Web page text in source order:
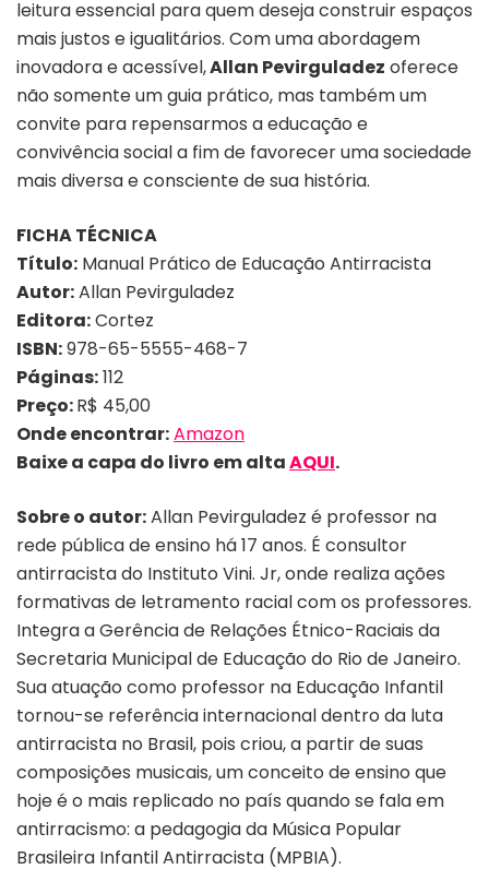
leitura essencial para quem deseja construir espaços
mais justos e igualitários. Com uma abordagem
inovadora e acessível,Allan Pevirguladez oferece
não somente um guia prático, mas também um
convite para repensarmos a educação e
convivência social a fim de favorecer uma sociedade
mais diversa e consciente de sua história.
FICHA TÉCNICA
Título: Manual Prático de Educação Antirracista
Autor:Allan Pevirguladez
Editora:Cortez
ISBN:978-65-5555-468-7
Páginas:112
Preço:R$ 45,00
Onde encontrar:Amazon
Baixe a capa do livro em altaAQUI.
Sobre o autor:Allan Pevirguladez é professor na
rede pública de ensino há 17 anos. É consultor
antirracista do Instituto Vini. Jr, onde realiza ações
formativas de letramento racial com os professores.
Integra a Gerência de Relações Étnico-Raciais da
Secretaria Municipal de Educação do Rio de Janeiro.
Sua atuação como professor na Educação Infantil
tornou-se referência internacional dentro da luta
antirracista no Brasil, pois criou, a partir de suas
composições musicais, um conceito de ensino que
hoje é o mais replicado no país quando se fala em
antirracismo: a pedagogia da Música Popular
Brasileira Infantil Antirracista (MPBIA).